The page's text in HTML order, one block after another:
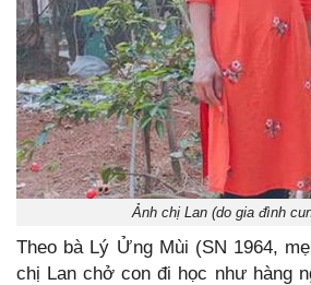
Ảnh chị Lan (do gia đình
Theo bà Lý Ửng Mùi (SN 1964,
chị Lan chở con đi học như hàng